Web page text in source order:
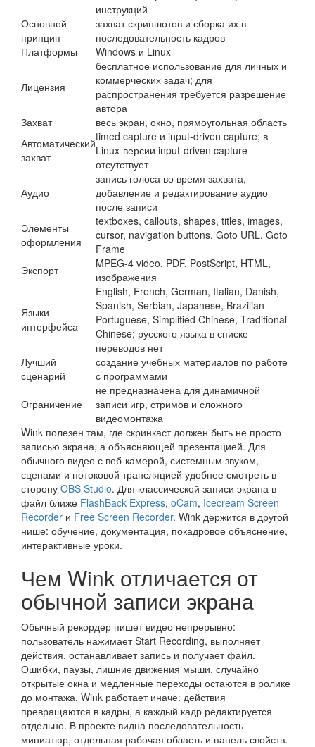
инструкций
Основной
принцип
захват скриншотов и сборка их в
последовательность кадров
Платформы
Windows и Linux
Лицензия
бесплатное использование для личных и
коммерческих задач; для
распространения требуется разрешение
автора
Захват
весь экран, окно, прямоугольная область
Автоматический
захват
timed capture и input-driven capture; в
Linux-версии input-driven capture
отсутствует
Аудио
запись голоса во время захвата,
добавление и редактирование аудио
после записи
Элементы
оформления
textboxes, callouts, shapes, titles, images,
cursor, navigation buttons, Goto URL, Goto
Frame
Экспорт
MPEG-4 video, PDF, PostScript, HTML,
изображения
Языки
интерфейса
English, French, German, Italian, Danish,
Spanish, Serbian, Japanese, Brazilian
Portuguese, Simplified Chinese, Traditional
Chinese; русского языка в списке
переводов нет
Лучший
сценарий
создание учебных материалов по работе
с программами
Ограничение
не предназначена для динамичной
записи игр, стримов и сложного
видеомонтажа
Wink полезен там, где скринкаст должен быть не просто
записью экрана, а объясняющей презентацией. Для
обычного видео с веб-камерой, системным звуком,
сценами и потоковой трансляцией удобнее смотреть в
сторону OBS Studio. Для классической записи экрана в
файл ближе FlashBack Express, oCam, Icecream Screen
Recorder и Free Screen Recorder. Wink держится в другой
нише: обучение, документация, покадровое объяснение,
интерактивные уроки.
Чем Wink отличается от
обычной записи экрана
Обычный рекордер пишет видео непрерывно:
пользователь нажимает Start Recording, выполняет
действия, останавливает запись и получает файл.
Ошибки, паузы, лишние движения мыши, случайно
открытые окна и медленные переходы остаются в ролике
до монтажа. Wink работает иначе: действия
превращаются в кадры, а каждый кадр редактируется
отдельно. В проекте видна последовательность
миниатюр, отдельная рабочая область и панель свойств.